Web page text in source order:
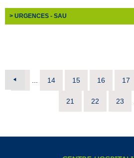
> URGENCES - SAU
14 15 16 17
21 22 23